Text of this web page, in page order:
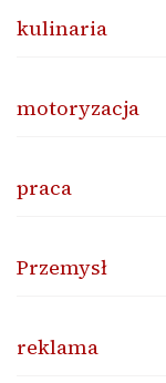
kulinaria
motoryzacja
praca
Przemysł
reklama